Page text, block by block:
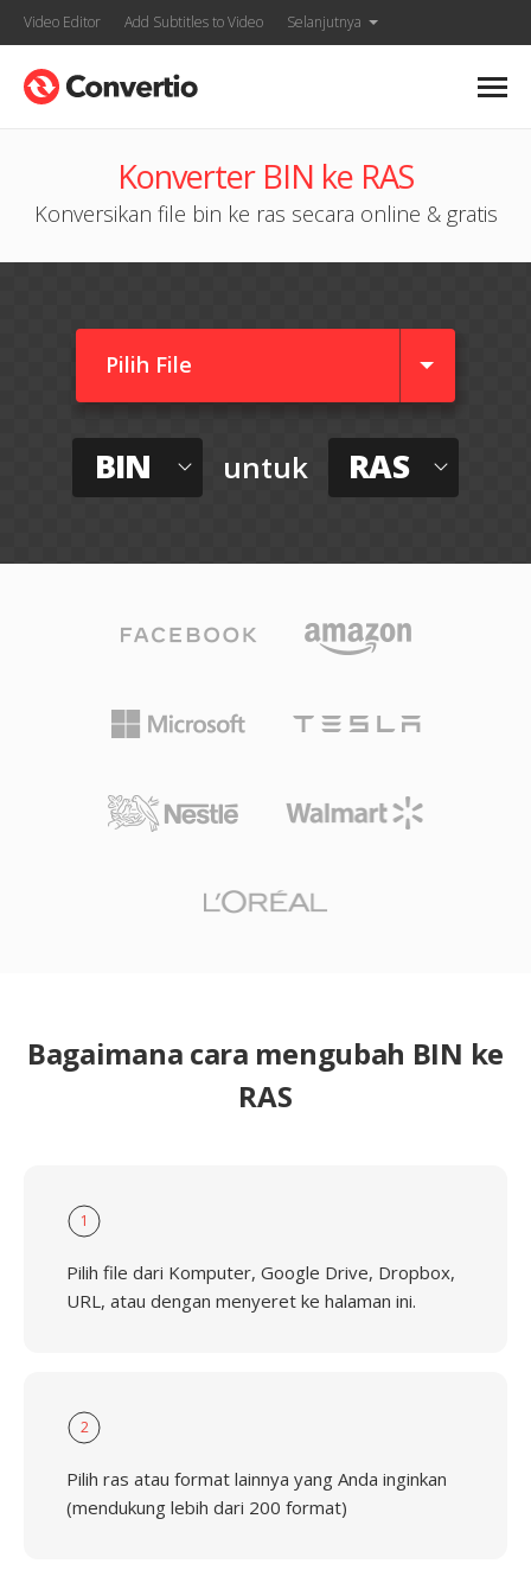
Video Editor Add Subtitles to Video Selanjutnya
Konverter BIN ke RAS
Konversikan file bin ke ras secara online & gratis
Pilih File
BIN untuk RAS
Bagaimana cara mengubah BIN ke
RAS
1
Pilih file dari Komputer, Google Drive, Dropbox,
URL, atau dengan menyeret ke halaman ini.
2
Pilih ras atau format lainnya yang Anda inginkan
(mendukung lebih dari 200 format)